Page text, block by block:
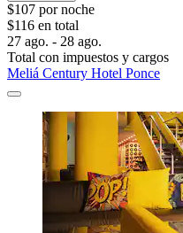
$107 por noche
$116 en total
27 ago. - 28 ago.
Total con impuestos y cargos
Meliá Century Hotel Ponce